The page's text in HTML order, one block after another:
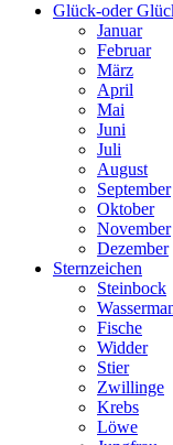
Glück-oder
Januar
Februar
März
April
Mai
Juni
Juli
August
September
Oktober
November
Dezember
Sternzeichen
Steinbock
Fische
Widder
Stier
Zwillinge
Krebs
Löwe